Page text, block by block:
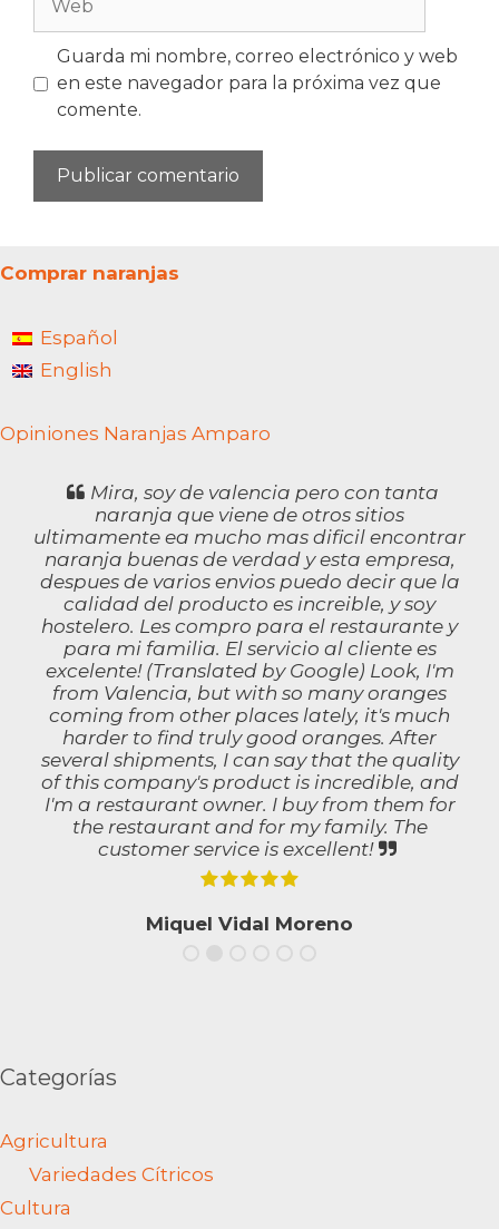
Guarda mi nombre, correo electrónico y web
en este navegador para la próxima vez que
comente.
Comprar naranjas
Español
English
Opiniones Naranjas Amparo
Mira, soy de valencia pero con tanta
naranja que viene de otros sitios
ultimamente ea mucho mas dificil encontrar
naranja buenas de verdad y esta empresa,
despues de varios envios puedo decir que la
calidad del producto es increible, y soy
hostelero. Les compro para el restaurante y
para mi familia. El servicio al cliente es
excelente! (Translated by Google) Look, I'm
from Valencia, but with so many oranges
coming from other places lately, it's much
harder to find truly good oranges. After
several shipments, I can say that the quality
of this company's product is incredible, and
I'm a restaurant owner. I buy from them for
the restaurant and for my family. The
customer service is excellent!
Miquel Vidal Moreno
Categorías
Agricultura
Variedades Cítricos
Cultura